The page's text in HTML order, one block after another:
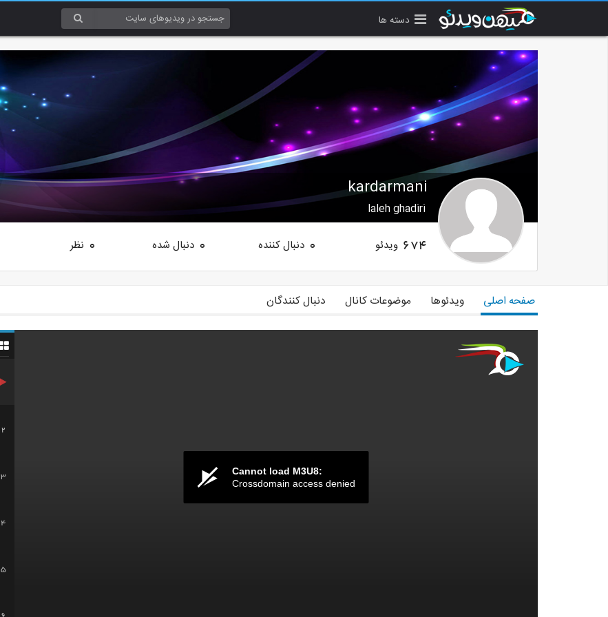
دسته ها
kardarmani
laleh ghadiri
674 ویدئو 0 دنبال کننده 0 دنبال شده 0 نظر
صفحه اصلی ویدئوها موضوعات کانال دنبال کنندگان
Cannot load M3U8:
Crossdomain access denied
2
3
4
5
6